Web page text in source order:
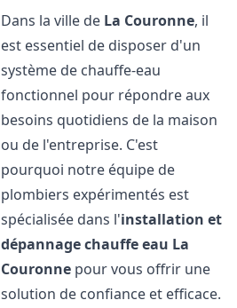
Dans la ville de La Couronne, il
est essentiel de disposer d'un
système de chauffe-eau
fonctionnel pour répondre aux
besoins quotidiens de la maison
ou de l'entreprise. C'est
pourquoi notre équipe de
plombiers expérimentés est
spécialisée dans l'installation et
dépannage chauffe eau La
Couronne pour vous offrir une
solution de confiance et efficace.